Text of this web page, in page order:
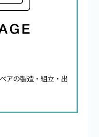
アの製造・組立・出